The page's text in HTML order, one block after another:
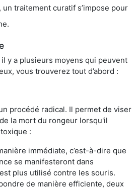
traitement curatif s’impose pour
il y a plusieurs moyens qui peuvent
vous trouverez tout d’abord :
procédé radical. Il permet de viser
la mort du rongeur lorsqu'il
:
immédiate, c’est-à-dire que
se manifesteront dans
plus utilisé contre les souris.
de manière efficiente, deux